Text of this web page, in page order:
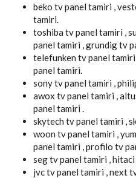
beko tv panel tamiri ,
tamiri.
toshiba tv panel tamiri ,
panel tamiri , grundig tv
telefunken tv panel
panel tamiri.
sony tv panel tamiri ,
awox tv panel tamiri ,
panel tamiri .
skytech tv panel tamiri ,
woon tv panel tamiri ,
panel tamiri , profilo tv
seg tv panel tamiri ,
jvc tv panel tamiri , next